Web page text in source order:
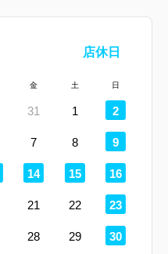
店休日
金 土 日
31 1 2
定
休
日
7 8 9
定
休
日
14
定
休
日
15
定
休
日
16
定
休
日
21 22 23
定
休
日
28 29 30
定
休
日